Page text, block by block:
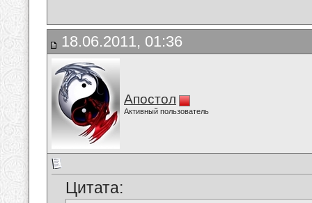
18.06.2011, 01:36
Апостол
Активный пользователь
Цитата: